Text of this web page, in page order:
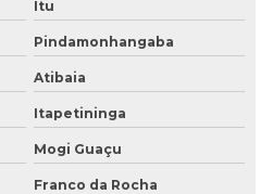
Itu
Pindamonhangaba
Atibaia
Itapetininga
Mogi Guaçu
Franco da Rocha